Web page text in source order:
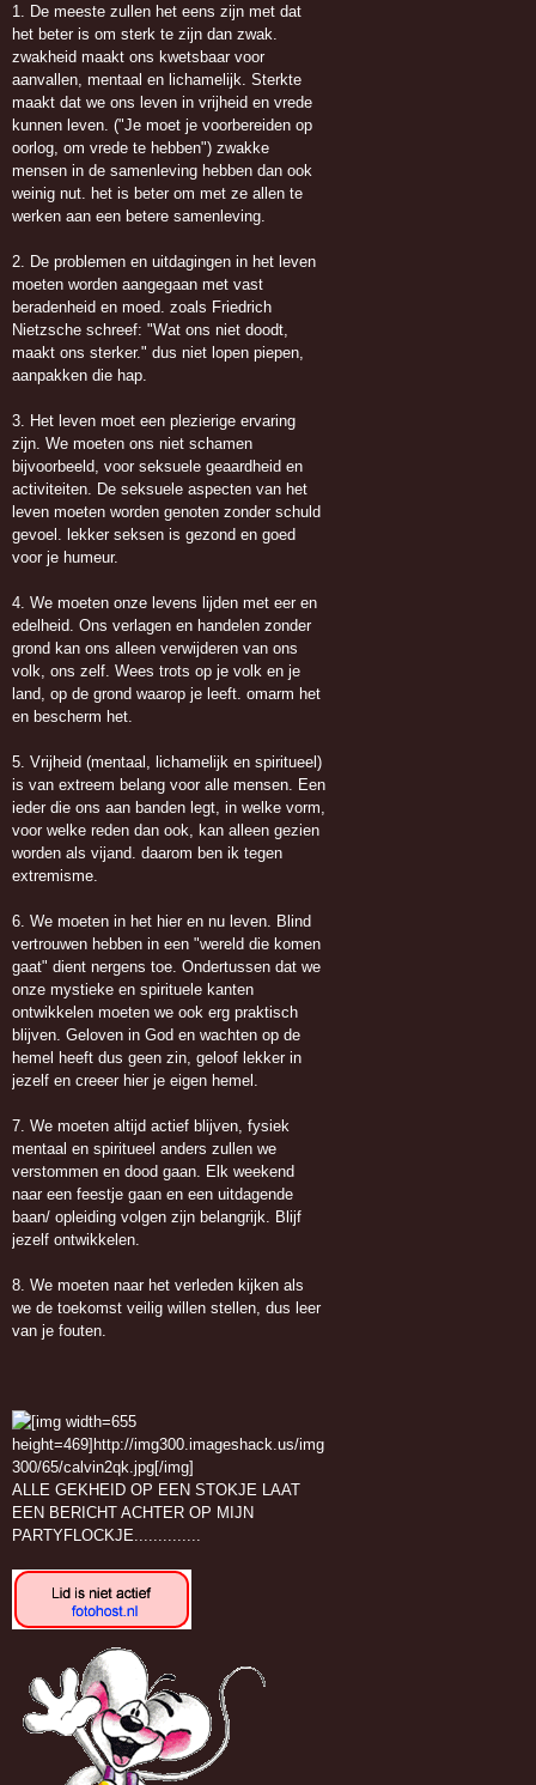
1. De meeste zullen het eens zijn met dat
het beter is om sterk te zijn dan zwak.
zwakheid maakt ons kwetsbaar voor
aanvallen, mentaal en lichamelijk. Sterkte
maakt dat we ons leven in vrijheid en vrede
kunnen leven. ("Je moet je voorbereiden op
oorlog, om vrede te hebben") zwakke
mensen in de samenleving hebben dan ook
weinig nut. het is beter om met ze allen te
werken aan een betere samenleving.
2. De problemen en uitdagingen in het leven
moeten worden aangegaan met vast
beradenheid en moed. zoals Friedrich
Nietzsche schreef: "Wat ons niet doodt,
maakt ons sterker." dus niet lopen piepen,
aanpakken die hap.
3. Het leven moet een plezierige ervaring
zijn. We moeten ons niet schamen
bijvoorbeeld, voor seksuele geaardheid en
activiteiten. De seksuele aspecten van het
leven moeten worden genoten zonder schuld
gevoel. lekker seksen is gezond en goed
voor je humeur.
4. We moeten onze levens lijden met eer en
edelheid. Ons verlagen en handelen zonder
grond kan ons alleen verwijderen van ons
volk, ons zelf. Wees trots op je volk en je
land, op de grond waarop je leeft. omarm het
en bescherm het.
5. Vrijheid (mentaal, lichamelijk en spiritueel)
is van extreem belang voor alle mensen. Een
ieder die ons aan banden legt, in welke vorm,
voor welke reden dan ook, kan alleen gezien
worden als vijand. daarom ben ik tegen
extremisme.
6. We moeten in het hier en nu leven. Blind
vertrouwen hebben in een "wereld die komen
gaat" dient nergens toe. Ondertussen dat we
onze mystieke en spirituele kanten
ontwikkelen moeten we ook erg praktisch
blijven. Geloven in God en wachten op de
hemel heeft dus geen zin, geloof lekker in
jezelf en creeer hier je eigen hemel.
7. We moeten altijd actief blijven, fysiek
mentaal en spiritueel anders zullen we
verstommen en dood gaan. Elk weekend
naar een feestje gaan en een uitdagende
baan/ opleiding volgen zijn belangrijk. Blijf
jezelf ontwikkelen.
8. We moeten naar het verleden kijken als
we de toekomst veilig willen stellen, dus leer
van je fouten.
ALLE GEKHEID OP EEN STOKJE LAAT
EEN BERICHT ACHTER OP MIJN
PARTYFLOCKJE..............